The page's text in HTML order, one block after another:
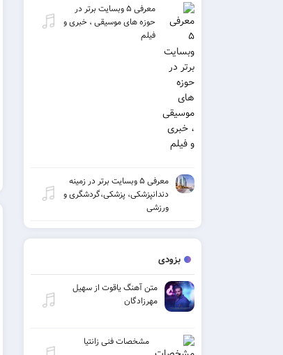
معرفی ۵ وبسایت برتر در
حوزه های موسیقی ، خبری و
فیلم
معرفی ۵ وبسایت برتر در زمینه
دندانپزشکی، پزشکی،گردشگری و
ورزشی
بزودی
متن آهنگ یاقوت از سهیل
مهرزادگان
مشخصات فنی زانتیا